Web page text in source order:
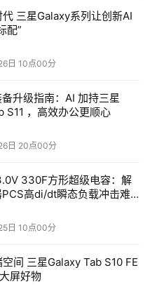
通过专门设计的可编程网络
间流转，前一单元的处理
；
支，类似“铁轨岔路”，确
负责将C语言等常见程序
馈路径的“任意循环”（如
实现通用计算——这一突
通用计算的难题。开发者
据的快速傅里叶变换、机
三星Galaxy系列让创新AI
配”
日 10点00分
升级指南：AI 加持三星
S11 ，高效办公更顺心
日 20点00分
330F方形超级电容：解
PCS高di/dt瞬态负载冲击难
日 10点00分
间 三星Galaxy Tab S10 FE
屏好物